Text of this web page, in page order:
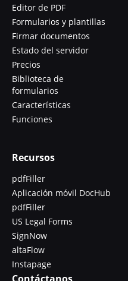
Editor de PDF
Formularios y plantillas
Firmar documentos
Estado del servidor
Precios
Biblioteca de
formularios
Características
Funciones
Recursos
pdfFiller
Aplicación móvil DocHub
pdfFiller
US Legal Forms
SignNow
altaFlow
Instapage